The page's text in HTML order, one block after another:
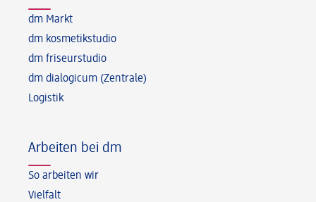
dm Markt
dm kosmetikstudio
dm friseurstudio
dm dialogicum (Zentrale)
Logistik
Arbeiten bei dm
So arbeiten wir
Vielfalt